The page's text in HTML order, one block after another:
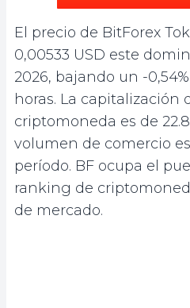
El precio de BitForex
0,00533 USD este
2026, bajando un -
horas. La capitalización
criptomoneda es de
volumen de comercio
período. BF ocupa el
ranking de
de mercado.